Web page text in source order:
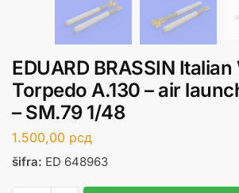
EDUARD BRASSIN Italian
Torpedo A.130 – air
– SM.79 1/48
1.500,00 рсд
šifra: ED 648963